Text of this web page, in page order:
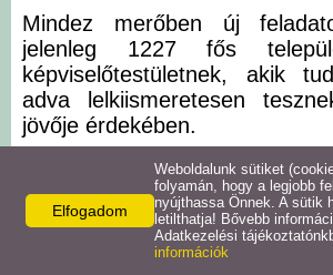
Szolgáltatások
Helyi vállalkozások
Helyi kiadványok
Mindez merőben új
jelenleg 1227 fős
képviselőtestületnek, akik
adva lelkiismeretesen
jövője érdekében.
Remélem, hogy hasznos
tudunk szolgálni mindazoknak
ügy intézéséhez szeretnék
honlapot, illetve azoknak is,
megismerkedni
Elfogadom
Weboldalunk sütiket
folyamán, hogy a legjobb
nyújthassa Önnek. A sütik
letilthatja! Bővebb
Adatkezelési
információk